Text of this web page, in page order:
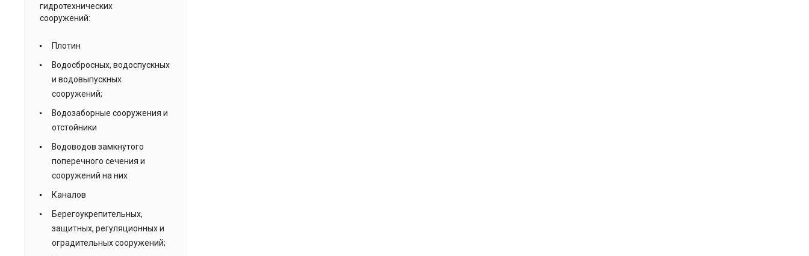
гидротехнических
сооружений:
Плотин
Водосбросных, водоспускных
и водовыпускных
сооружений;
Водозаборные сооружения и
отстойники
Водоводов замкнутого
поперечного сечения и
сооружений на них
Каналов
Берегоукрепительных,
защитных, регуляционных и
оградительных сооружений;